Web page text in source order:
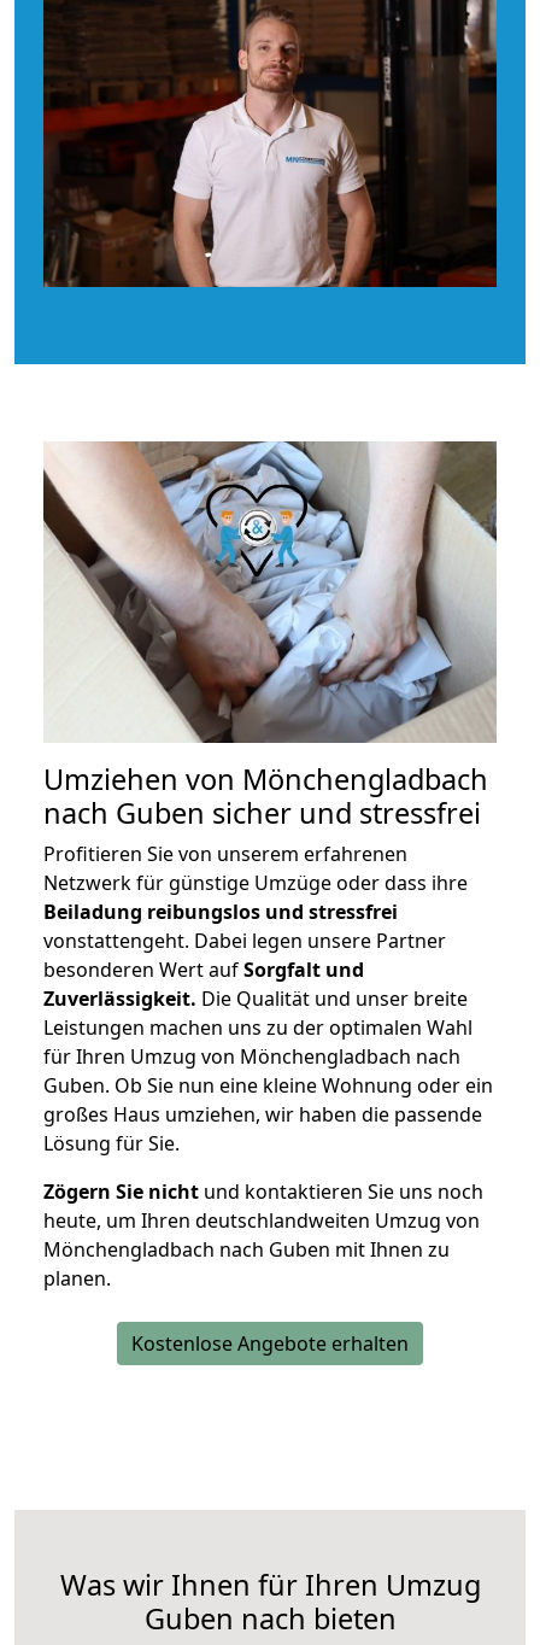
Umziehen von Mönchengladbach
nach Guben sicher und stressfrei
Profitieren Sie von unserem erfahrenen
Netzwerk für günstige Umzüge oder dass ihre
Beiladung reibungslos und stressfrei
vonstattengeht. Dabei legen unsere Partner
besonderen Wert aufSorgfalt und
Zuverlässigkeit. Die Qualität und unser breite
Leistungen machen uns zu der optimalen Wahl
für Ihren Umzug von Mönchengladbach nach
Guben. Ob Sie nun eine kleine Wohnung oder ein
großes Haus umziehen, wir haben die passende
Lösung für Sie.
Zögern Sie nicht und kontaktieren Sie uns noch
heute, um Ihren deutschlandweiten Umzug von
Mönchengladbach nach Guben mit Ihnen zu
planen.
Kostenlose Angebote erhalten
Was wir Ihnen für Ihren Umzug
Guben nach bieten